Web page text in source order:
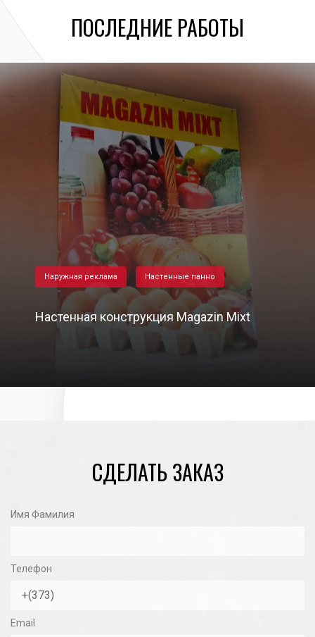
ПОСЛЕДНИЕ РАБОТЫ
Наружная реклама Настенные панно
Настенная конструкция Magazin Mixt
29/03/2021
СДЕЛАТЬ ЗАКАЗ
Имя Фамилия
Телефон
Email